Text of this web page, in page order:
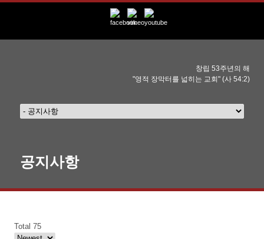
창립 53주년의 해
"영적 장막터를 넓히는 교회" (사 54:2)
공지사항
Total 75